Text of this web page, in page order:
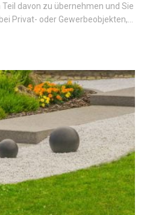
davon zu übernehmen und Sie
Privat- oder Gewerbeobjekten,…